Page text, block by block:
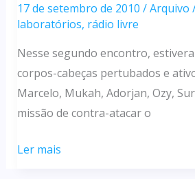
17 de setembro de 2010 /Arquivo
laboratórios, rádio livre
Nesse segundo encontro,
corpos-cabeças pertubados e
Marcelo, Mukah, Adorjan, Ozy,
missão de contra-atacar o
2º
Ler mais